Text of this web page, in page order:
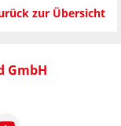
zur Übersicht
GmbH